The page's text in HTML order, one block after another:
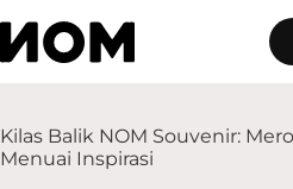
to
content
Kilas Balik NOM Souvenir:
Menuai Inspirasi